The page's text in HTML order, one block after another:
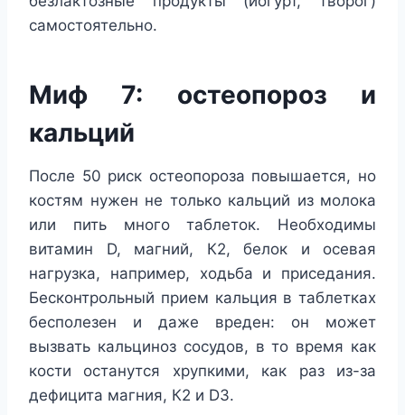
самостоятельно.
Миф 7: остеопороз и
кальций
После 50 риск остеопороза повышается, но
костям нужен не только кальций из молока
или пить много таблеток. Необходимы
витамин D, магний, К2, белок и осевая
нагрузка, например, ходьба и приседания.
Бесконтрольный прием кальция в таблетках
бесполезен и даже вреден: он может
вызвать кальциноз сосудов, в то время как
кости останутся хрупкими, как раз из-за
дефицита магния, К2 и D3.